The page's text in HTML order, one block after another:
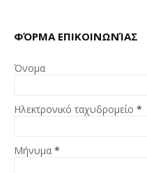
ΦΌΡΜΑ ΕΠΙΚΟΙΝΩΝΊΑΣ
Όνομα
Ηλεκτρονικό ταχυδρομείο *
Μήνυμα *